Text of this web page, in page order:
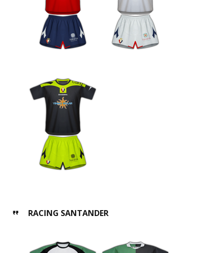
RACING SANTANDER